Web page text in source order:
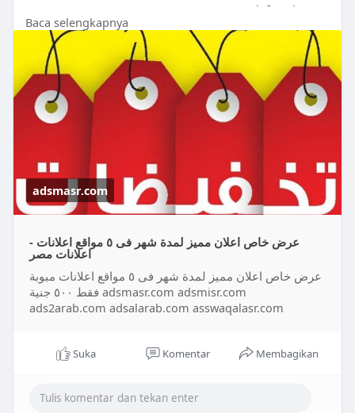
ads2arab.com
adsalarab.com
asswaqalasr.com
Baca selengkapnya
adsmasr.com
عرض خاص اعلان مميز لمدة شهر فى ٥ مواقع اعلانات -
اعلانات مصر
عرض خاص اعلان مميز لمدة شهر فى ٥ مواقع اعلانات مبوبة
فقط ٥٠٠ جنية adsmasr.com adsmisr.com
ads2arab.com adsalarab.com asswaqalasr.com
Suka Komentar Membagikan